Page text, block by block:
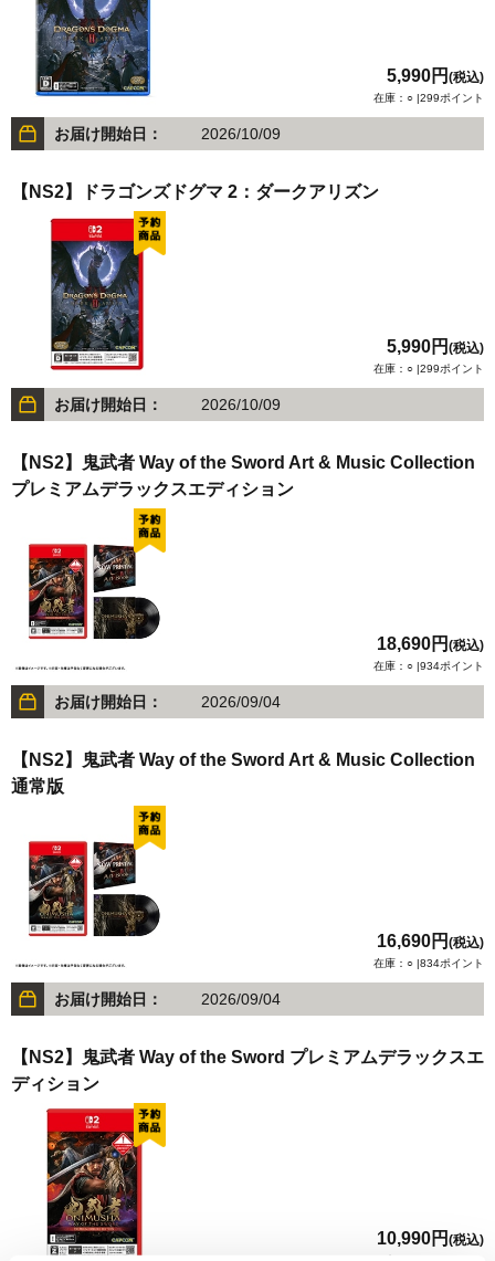
5,990円 (税込)
在庫：○ |299ポイント
お届け開始日： 2026/10/09
【NS2】ドラゴンズドグマ 2：ダークアリズン
5,990円 (税込)
在庫：○ |299ポイント
お届け開始日： 2026/10/09
【NS2】鬼武者 Way of the Sword Art & Music Collection
プレミアムデラックスエディション
18,690円 (税込)
在庫：○ |934ポイント
お届け開始日： 2026/09/04
【NS2】鬼武者 Way of the Sword Art & Music Collection
通常版
16,690円 (税込)
在庫：○ |834ポイント
お届け開始日： 2026/09/04
【NS2】鬼武者 Way of the Sword プレミアムデラックスエ
ディション
10,990円 (税込)